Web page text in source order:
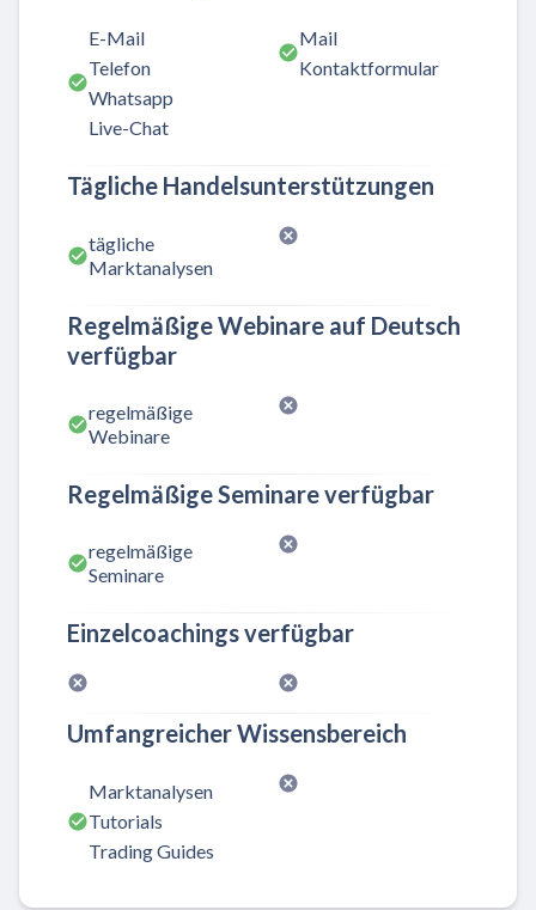
E-Mail
Telefon
Whatsapp
Live-Chat
Mail
Kontaktformular
Tägliche Handelsunterstützungen
tägliche
Marktanalysen
Regelmäßige Webinare auf Deutsch
verfügbar
regelmäßige
Webinare
Regelmäßige Seminare verfügbar
regelmäßige
Seminare
Einzelcoachings verfügbar
Umfangreicher Wissensbereich
Marktanalysen
Tutorials
Trading Guides